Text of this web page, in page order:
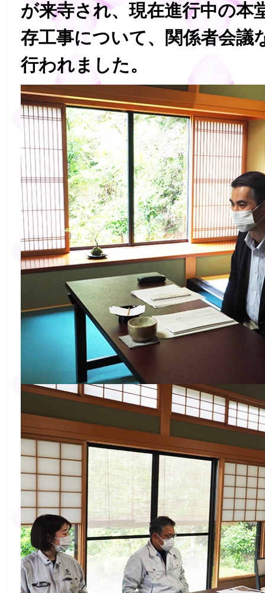
が来寺され、現在進行中の本
存工事について、関係者会議
行われました。